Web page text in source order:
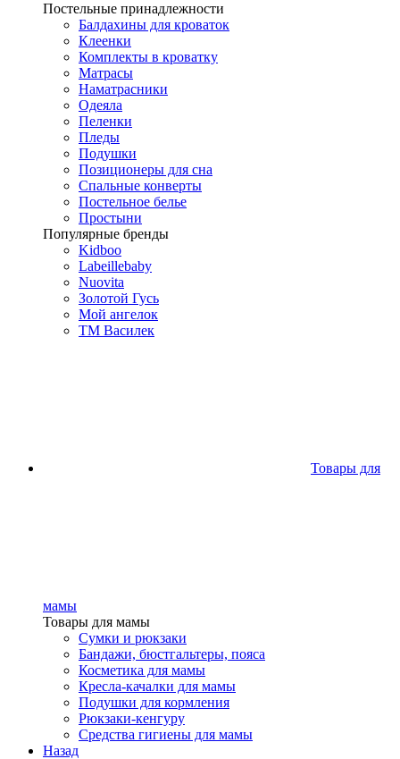
Постельные принадлежности
Балдахины для кроваток
Клеенки
Комплекты в кроватку
Матрасы
Наматрасники
Одеяла
Пеленки
Пледы
Подушки
Позиционеры для сна
Спальные конверты
Постельное белье
Простыни
Популярные бренды
Kidboo
Labeillebaby
Nuovita
Золотой Гусь
Мой ангелок
ТМ Василек
Товары для
мамы
Товары для мамы
Сумки и рюкзаки
Бандажи, бюстгальтеры, пояса
Косметика для мамы
Кресла-качалки для мамы
Подушки для кормления
Рюкзаки-кенгуру
Средства гигиены для мамы
Назад